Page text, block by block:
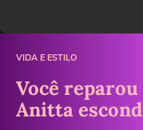
VIDA E ESTILO
Você
Anitta